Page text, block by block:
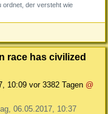
ordnet, der versteht wie
race has civilized
10:09 vor 3382 Tagen @
06.05.2017, 10:37